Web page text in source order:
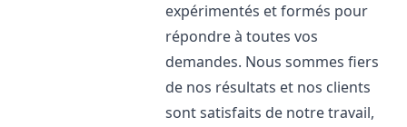
expérimentés et formés pour
répondre à toutes vos
demandes. Nous sommes fiers
de nos résultats et nos clients
sont satisfaits de notre travail,